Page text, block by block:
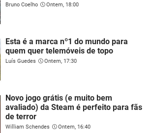
Bruno Coelho Ontem, 18:00
Esta é a marca nº1 do mundo para
quem quer telemóveis de topo
Luís Guedes Ontem, 17:30
Novo jogo grátis (e muito bem
avaliado) da Steam é perfeito para fãs
de terror
William Schendes Ontem, 16:40